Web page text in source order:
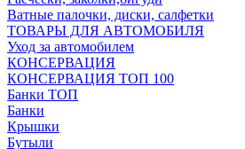
Ватные палочки, диски, салфетки
ТОВАРЫ ДЛЯ АВТОМОБИЛЯ
Уход за автомобилем
КОНСЕРВАЦИЯ
КОНСЕРВАЦИЯ ТОП 100
Банки ТОП
Банки
Крышки
Бутыли